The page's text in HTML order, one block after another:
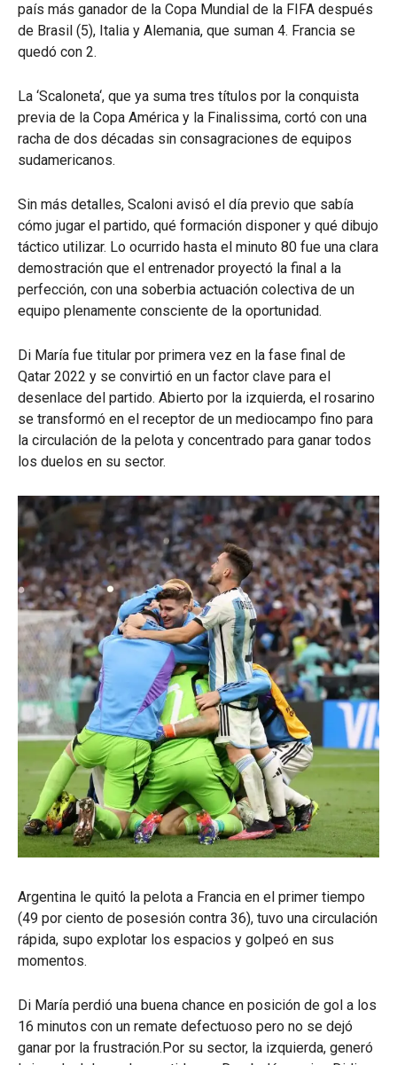
país más ganador de la Copa Mundial de la FIFA después
de Brasil (5), Italia y Alemania, que suman 4. Francia se
quedó con 2.
La ‘Scaloneta‘, que ya suma tres títulos por la conquista
previa de la Copa América y la Finalissima, cortó con una
racha de dos décadas sin consagraciones de equipos
sudamericanos.
Sin más detalles, Scaloni avisó el día previo que sabía
cómo jugar el partido, qué formación disponer y qué dibujo
táctico utilizar. Lo ocurrido hasta el minuto 80 fue una clara
demostración que el entrenador proyectó la final a la
perfección, con una soberbia actuación colectiva de un
equipo plenamente consciente de la oportunidad.
Di María fue titular por primera vez en la fase final de
Qatar 2022 y se convirtió en un factor clave para el
desenlace del partido. Abierto por la izquierda, el rosarino
se transformó en el receptor de un mediocampo fino para
la circulación de la pelota y concentrado para ganar todos
los duelos en su sector.
Argentina le quitó la pelota a Francia en el primer tiempo
(49 por ciento de posesión contra 36), tuvo una circulación
rápida, supo explotar los espacios y golpeó en sus
momentos.
Di María perdió una buena chance en posición de gol a los
16 minutos con un remate defectuoso pero no se dejó
ganar por la frustración.Por su sector, la izquierda, generó